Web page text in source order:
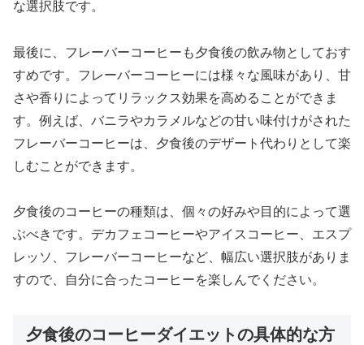
な選択肢です。
最後に、フレーバーコーヒーも夕食後の飲み物としておす
すめです。フレーバーコーヒーには様々な風味があり、甘
さや香りによってリラックス効果を高めることができま
す。例えば、バニラやカラメルなどの甘い味付けがされた
フレーバーコーヒーは、夕食後のデザート代わりとして楽
しむことができます。
夕食後のコーヒーの種類は、個々の好みや目的によって選
ぶべきです。デカフェコーヒーやアイスコーヒー、エスプ
レッソ、フレーバーコーヒーなど、幅広い選択肢がありま
すので、自分に合ったコーヒーを楽しんでください。
夕食後のコーヒーダイエットの具体的な方